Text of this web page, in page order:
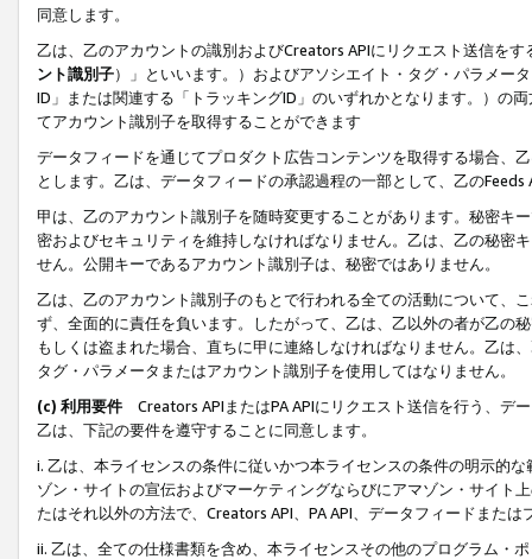
同意します。
乙は、乙のアカウントの識別およびCreators APIにリクエスト送信を
ント識別子）」といいます。）およびアソシエイト・タグ・パラメー
ID」または関連する「トラッキングID」のいずれかとなります。）の
てアカウント識別子を取得することができます
データフィードを通じてプロダクト広告コンテンツを取得する場合、
とします。乙は、データフィードの承認過程の一部として、乙の
甲は、乙のアカウント識別子を随時変更することがあります。秘密キ
密およびセキュリティを維持しなければなりません。乙は、乙の秘密
せん。公開キーであるアカウント識別子は、秘密ではありません。
乙は、乙のアカウント識別子のもとで行われる全ての活動について、
ず、全面的に責任を負います。したがって、乙は、乙以外の者が乙の
もしくは盗まれた場合、直ちに甲に連絡しなければなりません。乙は
タグ・パラメータまたはアカウント識別子を使用してはなりません。
(c) 利用要件 Creators APIまたはPA APIにリクエスト送信を行う、デ
乙は、下記の要件を遵守することに同意します。
i. 乙は、本ライセンスの条件に従いかつ本ライセンスの条件の明示的
ゾン・サイトの宣伝およびマーケティングならびにアマゾン・サイト
たはそれ以外の方法で、Creators API、PA API、データフィードまた
ii. 乙は、全ての仕様書類を含め、本ライセンスその他のプログラム・